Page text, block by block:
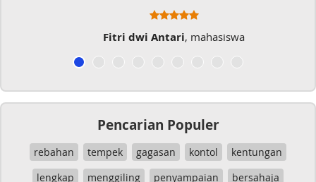
Fitri dwi Antari, mahasiswa
Pencarian Populer
rebahan tempek gagasan kontol
kentungan
lengkap
menggiling penyampaian bersahaja